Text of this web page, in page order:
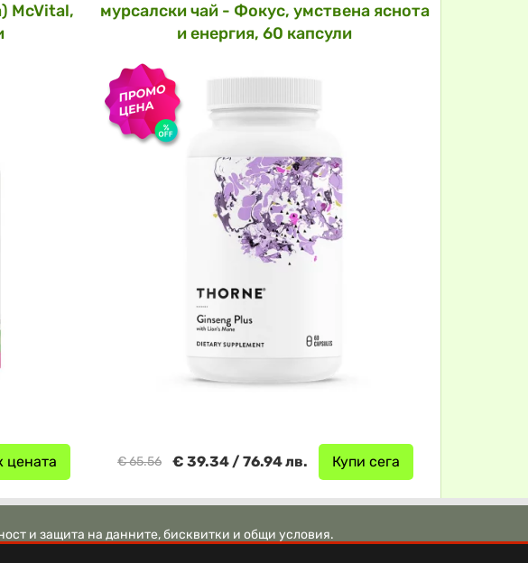
McVital,
цената
мурсалски чай - Фокус, умствена яснота
и енергия, 60 капсули
Купи сега
€ 39.34 / 76.94 лв.
€ 65.56
и защита на данните, бисквитки и общи условия.